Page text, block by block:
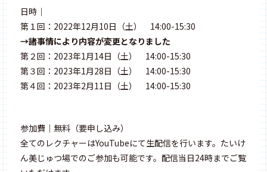
日時｜
第１回：2022年12月10日（土） 14:00-15:30
→諸事情により内容が変更となりました
第２回：2023年1月14日（土） 14:00-15:30
第３回：2023年1月28日（土） 14:00-15:30
第４回：2023年2月11日（土） 14:00-15:30
参加費｜無料（要申し込み）
全てのレクチャーはYouTubeにて生配信を行います。たいけ
ん美じゅつ場でのご参加も可能です。配信当日24時までご覧